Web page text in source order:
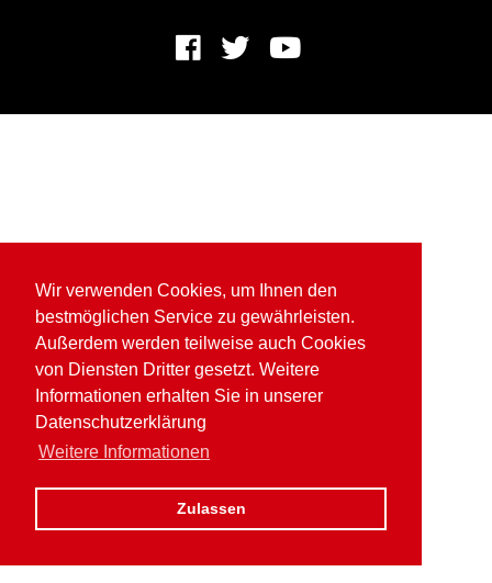
Wir verwenden Cookies, um Ihnen den
bestmöglichen Service zu gewährleisten.
Außerdem werden teilweise auch Cookies
von Diensten Dritter gesetzt. Weitere
Informationen erhalten Sie in unserer
Datenschutzerklärung
Weitere Informationen
Zulassen